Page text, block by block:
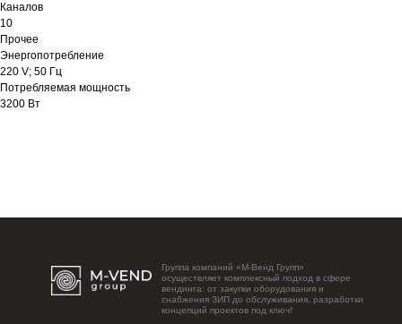
Каналов
10
Прочее
Энергопотребление
220 V; 50 Гц
Потребляемая мощность
3200 Вт
Группа компаний «М-Венд Групп»
осуществляет комплексный подход в сфере
вендинга: от закупки оборудования и
снабжения ЗИП до обслуживания, разработки
концепций проектов под ключ!